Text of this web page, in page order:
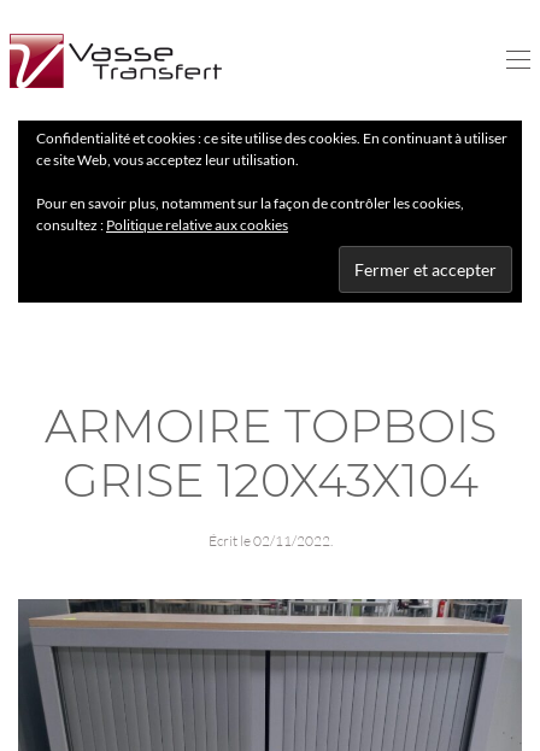
Confidentialité et cookies : ce site utilise des cookies. En continuant à utiliser
ce site Web, vous acceptez leur utilisation.
Pour en savoir plus, notamment sur la façon de contrôler les cookies,
consultez : Politique relative aux cookies
ARMOIRE TOPBOIS
GRISE 120X43X104
Écrit le02/11/2022.